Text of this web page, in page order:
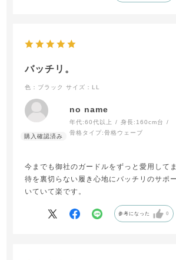
バッチリ。
色：ブラック サイズ：LL
no name
年代:60代以上 身長: 160cm台
骨格タイプ:骨格ウェーブ
今までも御社のガードルをずっと愛用して
待を裏切らない履き心地にバッチリのサポ
いていて楽です。
参考になった 0